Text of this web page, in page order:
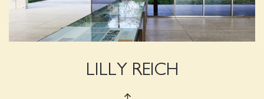
LILLY REICH